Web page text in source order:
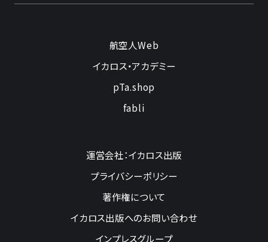
航空人Web
イカロス・アカデミー
pTa.shop
fabli
運営会社：イカロス出版
プライバシーポリシー
著作権について
イカロス出版へのお問い合わせ
インプレスグループ